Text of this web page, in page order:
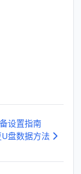
设置指南
盘数据方法